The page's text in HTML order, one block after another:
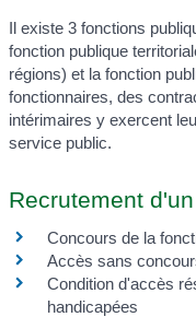
Il existe 3 fonctions
fonction publique
régions) et la fonction
fonctionnaires, des
intérimaires y exercent
service public.
Recrutement
Concours de la
Accès sans
Condition d'accès
handicapées